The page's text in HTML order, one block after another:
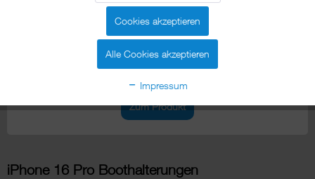
Zum Produkt
iPhone 16 Pro Boothalterungen
Cookies akzeptieren
Alle Cookies akzeptieren
Impressum